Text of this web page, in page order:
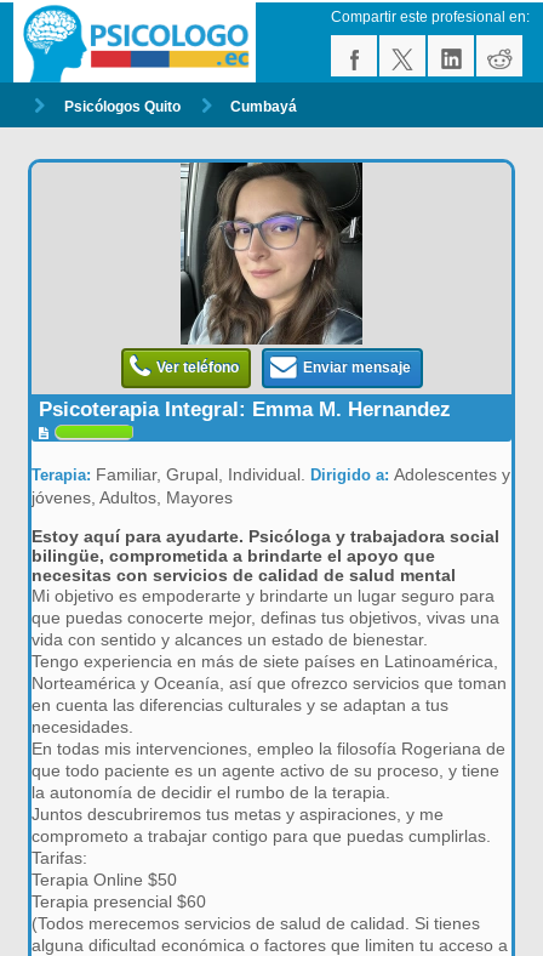
Compartir este profesional en:
Psicólogos Quito Cumbayá
Ver teléfono Enviar mensaje
Psicoterapia Integral: Emma M. Hernandez
Terapia: Familiar, Grupal, Individual.Dirigido a:Adolescentes y
jóvenes, Adultos, Mayores
Estoy aquí para ayudarte. Psicóloga y trabajadora social
bilingüe, comprometida a brindarte el apoyo que
necesitas con servicios de calidad de salud mental
Mi objetivo es empoderarte y brindarte un lugar seguro para
que puedas conocerte mejor, definas tus objetivos, vivas una
vida con sentido y alcances un estado de bienestar.
Tengo experiencia en más de siete países en Latinoamérica,
Norteamérica y Oceanía, así que ofrezco servicios que toman
en cuenta las diferencias culturales y se adaptan a tus
necesidades.
En todas mis intervenciones, empleo la filosofía Rogeriana de
que todo paciente es un agente activo de su proceso, y tiene
la autonomía de decidir el rumbo de la terapia.​
Juntos descubriremos tus metas y aspiraciones, y me
comprometo a trabajar contigo para que puedas cumplirlas.
Tarifas:
Terapia Online $50
Terapia presencial $60
(Todos merecemos servicios de salud de calidad. Si tienes
alguna dificultad económica o factores que limiten tu acceso a